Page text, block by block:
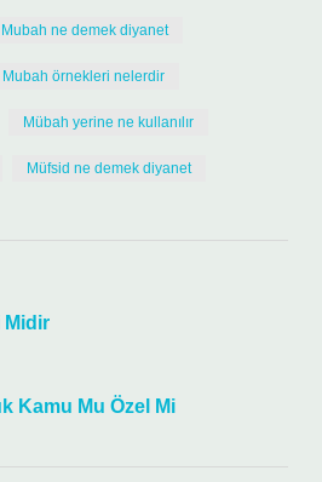
Mubah ne demek diyanet
Mubah örnekleri nelerdir
Mübah yerine ne kullanılır
Müfsid ne demek diyanet
Midir
Kamu Mu Özel Mi